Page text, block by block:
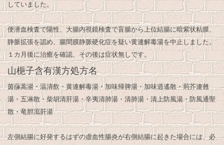
していました。
便潜血検査で陽性、大腸内視鏡検査で盲腸から上位結腸に暗紫状粘膜、
静脈拡張を認め、腸間膜静脈硬化症を疑い黄連解毒湯を中止しました。
１カ月後に治癒を確認、その後は症状無しです。
山梔子含有漢方処方名
茵蔯蒿湯・温清飲・黄連解毒湯・加味帰脾湯・加味逍遙散・荊芥連翹
湯・五淋散・柴胡清肝湯・辛夷清肺湯・清肺湯・清上防風湯・防風通聖
散・竜胆瀉肝湯
左側結腸に好発するはずの虚血性腸炎が右側結腸に起きた場合には、必